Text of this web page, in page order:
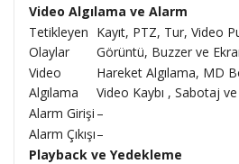
Video Algılama ve Alarm
Tetikleyen
Olaylar
Kayıt, PTZ, Tur, Video
Görüntü, Buzzer ve
Video
Algılama
Hareket Algılama, MD
Video Kaybı , Sabotaj ve
Alarm Girişi –
Alarm Çıkışı–
Playback ve Yedekleme